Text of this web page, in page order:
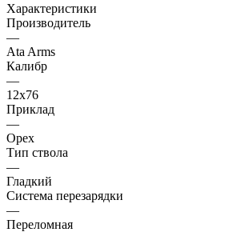
Характеристики
Производитель
—
Ata Arms
Калибр
—
12х76
Приклад
—
Орех
Тип ствола
—
Гладкий
Система перезарядки
—
Переломная